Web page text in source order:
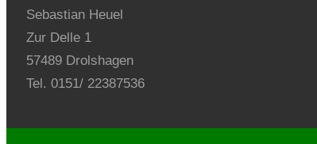
Sebastian Heuel
Zur Delle 1
57489 Drolshagen
Tel. 0151/ 22387536